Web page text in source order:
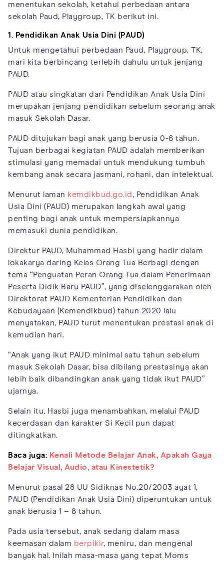
menentukan sekolah, ketahui perbedaan antara
sekolah Paud, Playgroup, TK berikut ini.
1. Pendidikan Anak Usia Dini (PAUD)
Untuk mengetahui perbedaan Paud, Playgroup, TK,
mari kita berbincang terlebih dahulu untuk jenjang
PAUD.
PAUD atau singkatan dari Pendidikan Anak Usia Dini
merupakan jenjang pendidikan sebelum seorang anak
masuk Sekolah Dasar.
PAUD ditujukan bagi anak yang berusia 0-6 tahun.
Tujuan berbagai kegiatan PAUD adalah memberikan
stimulasi yang memadai untuk mendukung tumbuh
kembang anak secara jasmani, rohani, dan intelektual.
Menurut laman kemdikbud.go.id, Pendidikan Anak
Usia Dini (PAUD) merupakan langkah awal yang
penting bagi anak untuk mempersiapkannya
memasuki dunia pendidikan.
Direktur PAUD, Muhammad Hasbi yang hadir dalam
lokakarya daring Kelas Orang Tua Berbagi dengan
tema “Penguatan Peran Orang Tua dalam Penerimaan
Peserta Didik Baru PAUD”, yang diselenggarakan oleh
Direktorat PAUD Kementerian Pendidikan dan
Kebudayaan (Kemendikbud) tahun 2020 lalu
menyatakan, PAUD turut menentukan prestasi anak di
kemudian hari.
“Anak yang ikut PAUD minimal satu tahun sebelum
masuk Sekolah Dasar, bisa dibilang prestasinya akan
lebih baik dibandingkan anak yang tidak ikut PAUD”
ujarnya.
Selain itu, Hasbi juga menambahkan, melalui PAUD
kecerdasan dan karakter Si Kecil pun dapat
ditingkatkan.
Baca juga: Kenali Metode Belajar Anak, Apakah Gaya
Belajar Visual, Audio, atau Kinestetik?
Menurut pasal 28 UU Sidiknas No.20/2003 ayat 1,
PAUD (Pendidikan Anak Usia Dini) diperuntukan untuk
anak berusia 1 – 8 tahun.
Pada usia tersebut, anak sedang dalam masa
keemasan dalam berpikir, meniru, dan mengenal
banyak hal. Inilah masa-masa yang tepat Moms